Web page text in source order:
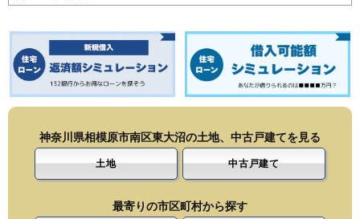
神奈川県相模原市南区東大沼の土地、中古戸建てを見る
土地 中古戸建て
最寄りの市区町村から探す